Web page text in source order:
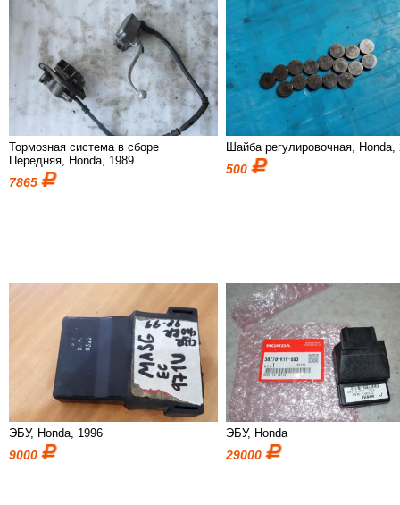
Тормозная система в сборе
Передняя, Honda, 1989
7865
Шайба регулировочная, Honda,
500
ЭБУ, Honda, 1996
9000
ЭБУ, Honda
29000